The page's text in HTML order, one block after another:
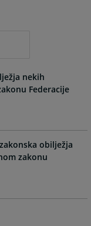
nekih
Federacije
obilježja
zakonu